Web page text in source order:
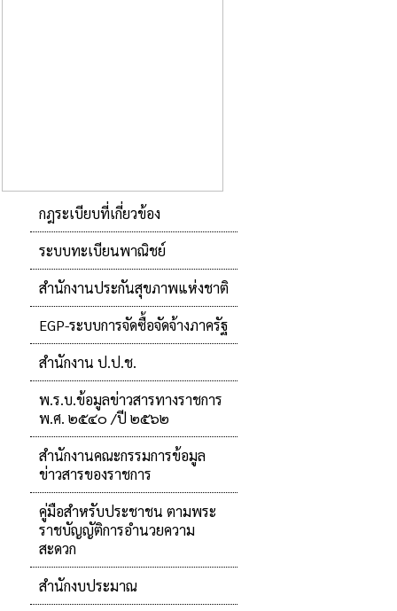
กฎระเบียบที่เกี่ยวข้อง
ระบบทะเบียนพาณิชย์
สำนักงานประกันสุขภาพแห่งชาติ
EGP-ระบบการจัดซื้อจัดจ้างภาครัฐ
สำนักงาน ป.ป.ช.
พ.ร.บ.ข้อมูลข่าวสารทางราชการ
พ.ศ. ๒๕๔๐ /ปี ๒๕๖๒
สำนักงานคณะกรรมการข้อมูล
ข่าวสารของราชการ
คู่มือสำหรับประชาชน ตามพระ
ราชบัญญัติการอำนวยความ
สะดวก
สำนักงบประมาณ